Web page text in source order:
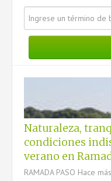
NOTICIAS
PRESTACIONES
DATOS ÚTILES
CONTACTO
Naturaleza,
condiciones
verano en
RAMADA PASO Hace